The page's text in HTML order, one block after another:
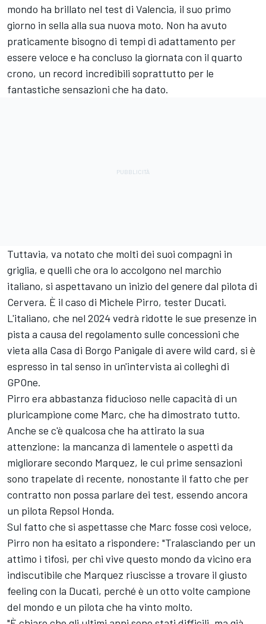
mondo ha brillato nel test di Valencia, il suo primo
giorno in sella alla sua nuova moto. Non ha avuto
praticamente bisogno di tempi di adattamento per
essere veloce e ha concluso la giornata con il quarto
crono, un record incredibili soprattutto per le
fantastiche sensazioni che ha dato.
Tuttavia, va notato che molti dei suoi compagni in
griglia, e quelli che ora lo accolgono nel marchio
italiano, si aspettavano un inizio del genere dal pilota di
Cervera. È il caso di Michele Pirro, tester Ducati.
L'italiano, che nel 2024 vedrà ridotte le sue presenze in
pista a causa del regolamento sulle concessioni che
vieta alla Casa di Borgo Panigale di avere wild card, si è
espresso in tal senso in un'intervista ai colleghi di
GPOne.
Pirro era abbastanza fiducioso nelle capacità di un
pluricampione come Marc, che ha dimostrato tutto.
Anche se c'è qualcosa che ha attirato la sua
attenzione: la mancanza di lamentele o aspetti da
migliorare secondo Marquez, le cui prime sensazioni
sono trapelate di recente, nonostante il fatto che per
contratto non possa parlare dei test, essendo ancora
un pilota Repsol Honda.
Sul fatto che si aspettasse che Marc fosse così veloce,
Pirro non ha esitato a rispondere: "Tralasciando per un
attimo i tifosi, per chi vive questo mondo da vicino era
indiscutibile che Marquez riuscisse a trovare il giusto
feeling con la Ducati, perché è un otto volte campione
del mondo e un pilota che ha vinto molto.